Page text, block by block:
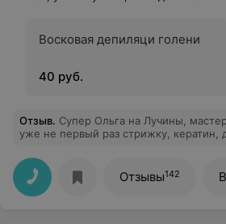
Восковая депиляци голени
40 руб.
Отзыв. Супер Ольга на Лучины,
уже не первый раз стрижку, кератин,
Отзывы142